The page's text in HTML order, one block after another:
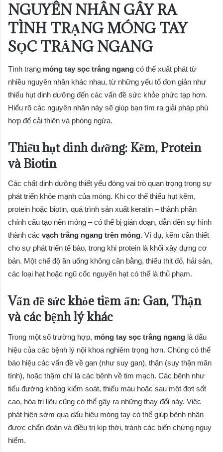
NGUYÊN NHÂN GÂY RA
TÌNH TRẠNG MÓNG TAY
SỌC TRẮNG NGANG
Tình trạng móng tay sọc trắng ngang có thể xuất phát từ
nhiều nguyên nhân khác nhau, từ những yếu tố đơn giản như
thiếu hụt dinh dưỡng đến các vấn đề sức khỏe phức tạp hơn.
Hiểu rõ các nguyên nhân này sẽ giúp bạn tìm ra giải pháp phù
hợp để cải thiện và phòng ngừa.
Thiếu hụt dinh dưỡng: Kẽm, Protein
và Biotin
Các chất dinh dưỡng thiết yếu đóng vai trò quan trọng trong sự
phát triển khỏe mạnh của móng. Khi cơ thể thiếu hụt kẽm,
protein hoặc biotin, quá trình sản xuất keratin – thành phần
chính cấu tạo nên móng – có thể bị gián đoạn, dẫn đến sự hình
thành các vạch trắng ngang trên móng. Ví dụ, kẽm cần thiết
cho sự phát triển tế bào, trong khi protein là khối xây dựng cơ
bản. Một chế độ ăn uống không cân bằng, thiếu thịt đỏ, hải sản,
các loại hạt hoặc ngũ cốc nguyên hạt có thể là thủ phạm.
Vấn đề sức khỏe tiềm ẩn: Gan, Thận
và các bệnh lý khác
Trong một số trường hợp, móng tay sọc trắng ngang là dấu
hiệu của các bệnh lý nội khoa nghiêm trọng hơn. Chúng có thể
báo hiệu các vấn đề về gan (như suy gan), thận (suy thận mãn
tính), hoặc thậm chí là các bệnh về tim mạch. Các bệnh như
tiểu đường không kiểm soát, thiếu máu hoặc sau một đợt sốt
cao, hóa trị liệu cũng có thể gây ra những thay đổi này. Việc
phát hiện sớm qua dấu hiệu móng tay có thể giúp bệnh nhân
được chẩn đoán và điều trị kịp thời, tránh các biến chứng nguy
hiểm.